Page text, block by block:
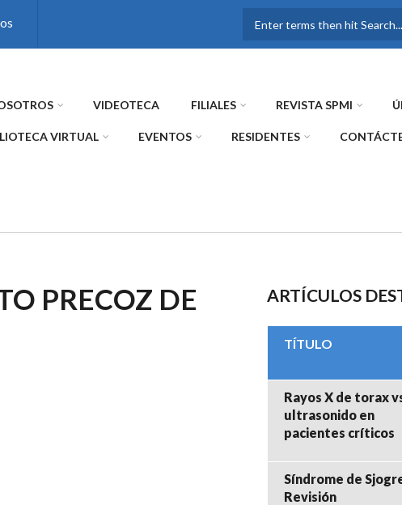
FORMULARIO
VIDEOTECA FILIALES REVISTA SPMI
VIRTUAL EVENTOS RESIDENTES
PRECOZ DE
ARTÍCULOS
TÍTULO
Rayos X de torax
ultrasonido en
pacientes críticos
Síndrome de
Revisión